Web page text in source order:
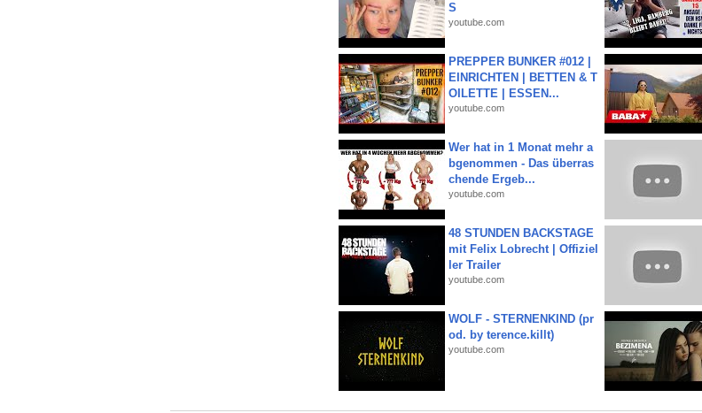
S
youtube.com
PREPPER BUNKER #012 |
EINRICHTEN | BETTEN & T
OILETTE | ESSEN...
youtube.com
Wer hat in 1 Monat mehr a
bgenommen - Das überras
chende Ergeb...
youtube.com
48 STUNDEN BACKSTAGE
mit Felix Lobrecht | Offiziel
ler Trailer
youtube.com
WOLF - STERNENKIND (pr
od. by terence.killt)
youtube.com